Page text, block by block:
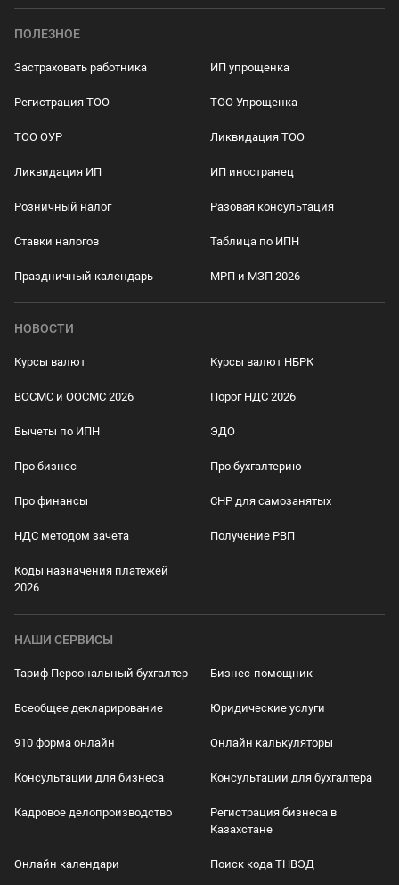
ПОЛЕЗНОЕ
Застраховать работника ИП упрощенка
Регистрация ТОО ТОО Упрощенка
ТОО ОУР Ликвидация ТОО
Ликвидация ИП ИП иностранец
Розничный налог Разовая консультация
Ставки налогов Таблица по ИПН
Праздничный календарь МРП и МЗП 2026
НОВОСТИ
Курсы валют Курсы валют НБРК
ВОСМС и ООСМС 2026 Порог НДС 2026
Вычеты по ИПН ЭДО
Про бизнес Про бухгалтерию
Про финансы СНР для самозанятых
НДС методом зачета Получение РВП
Коды назначения платежей
2026
НАШИ СЕРВИСЫ
Тариф Персональный бухгалтер Бизнес-помощник
Всеобщее декларирование Юридические услуги
910 форма онлайн Онлайн калькуляторы
Консультации для бизнеса Консультации для бухгалтера
Кадровое делопроизводство
Регистрация бизнеса в
Казахстане
Онлайн календари Поиск кода ТНВЭД